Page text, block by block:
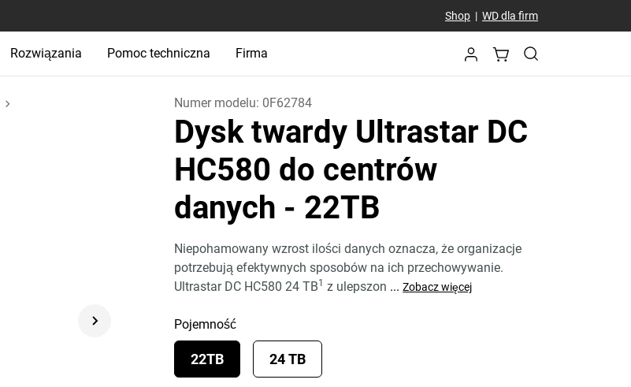
Shop| WD dla firm
Rozwiązania Pomoc techniczna Firma
Numer modelu: 0F62784
Dysk twardy Ultrastar DC
HC580 do centrów
danych - 22TB
Niepohamowany wzrost ilości danych oznacza, że organizacje
potrzebują efektywnych sposobów na ich przechowywanie.
Ultrastar DC HC580 24 TB1 z ulepszon ... Zobacz więcej
Pojemność
22TB 24 TB